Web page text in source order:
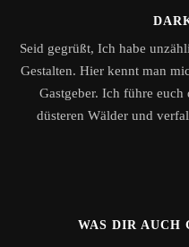
Seid gegrüßt, Ich habe
Gestalten. Hier kennt man
Gastgeber. Ich führe
düsteren Wälder und
WAS DIR AUCH